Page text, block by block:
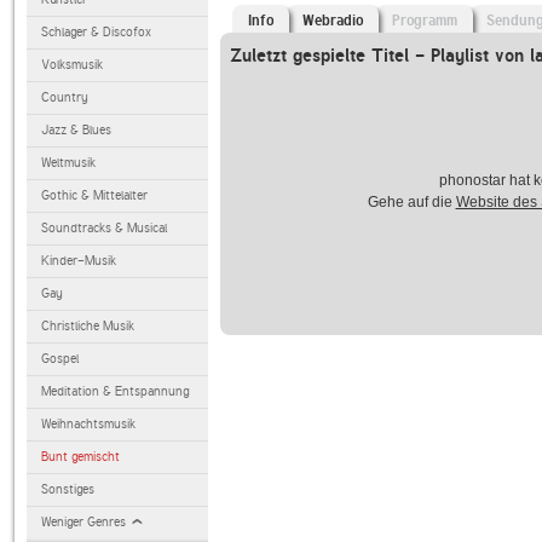
Schlager & Discofox
Volksmusik
Country
Jazz & Blues
Weltmusik
Gothic & Mittelalter
Soundtracks & Musical
Kinder-Musik
Gay
Christliche Musik
Gospel
Meditation & Entspannung
Weihnachtsmusik
Bunt gemischt
Sonstiges
Weniger Genres
Info Webradio Programm
Zuletzt gespielte Titel - Playlist von
phonostar hat
Gehe auf die Website des